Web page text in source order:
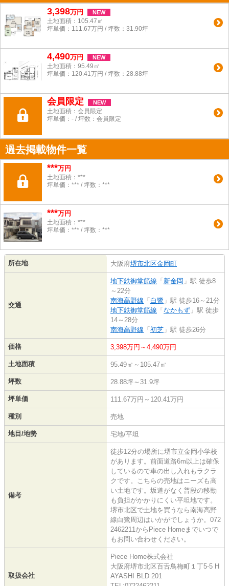
3,398万円 NEW
土地面積：105.47㎡
坪単価：111.67万円 / 坪数：31.90坪
4,490万円 NEW
土地面積：95.49㎡
坪単価：120.41万円 / 坪数：28.88坪
会員限定 NEW
土地面積： 会員限定
坪単価：- / 坪数： 会員限定
過去掲載物件一覧
***万円
土地面積：***
坪単価：*** / 坪数：***
***万円
土地面積：***
坪単価：*** / 坪数：***
所在地 大阪府堺市北区金岡町
交通
地下鉄御堂筋線 「 新金岡 」駅 徒歩8
～22分
南海高野線 「 白鷺 」駅 徒歩16～21分
地下鉄御堂筋線 「 なかもず 」駅 徒歩
14～28分
南海高野線 「 初芝 」駅 徒歩26分
価格 3,398万円～4,490万円
土地面積 95.49㎡～105.47㎡
坪数 28.88坪～31.9坪
坪単価 111.67万円～120.41万円
種別 売地
地目/地勢 宅地/平坦
備考
徒歩12分の場所に堺市立金岡小学校
があります。前面道路6m以上は確保
しているので車の出し入れもラクラ
クです。こちらの売地はニーズも高
い土地です。坂道がなく普段の移動
も負担がかかりにくい平坦地です。
堺市北区で土地を買うなら南海高野
線白鷺周辺はいかがでしょうか。072
2462211からPiece Homeまでいつで
もお問い合わせください。
取扱会社
Piece Home株式会社
大阪府堺市北区百舌鳥梅町１丁5-5 H
AYASHI BLD 201